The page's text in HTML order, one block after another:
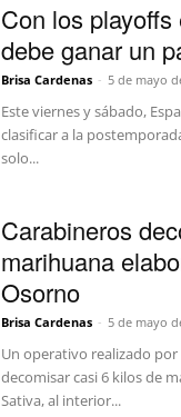
Con los
debe ganar un
Brisa Cardenas - 5 de mayo
Este viernes y sábado,
clasificar a la
solo...
Carabineros
marihuana
Osorno
Brisa Cardenas - 5 de mayo
Un operativo realizado
decomisar casi 6 kilos de
Sativa, al interior...